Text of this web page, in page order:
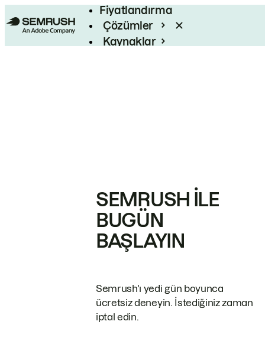
Fiyatlandırma
Çözümler
Kaynaklar
SEMRUSH ILE
BUGÜN
BAŞLAYIN
Semrush'ı yedi gün boyunca
ücretsiz deneyin. İstediğiniz zaman
iptal edin.